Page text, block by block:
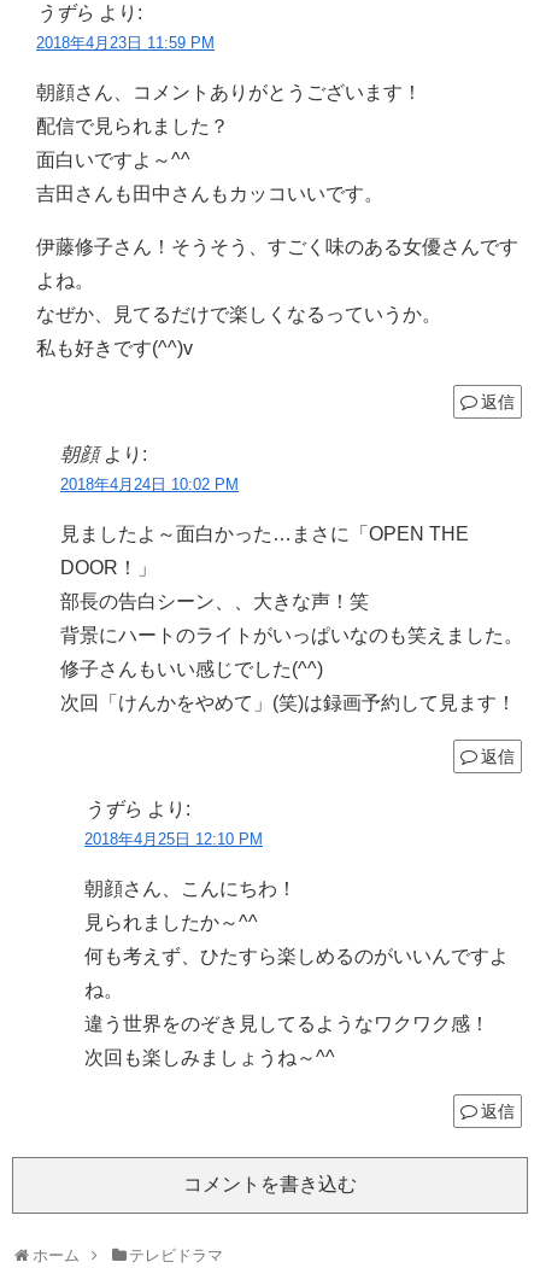
うずら より:
2018年4月23日 11:59 PM
朝顔さん、コメントありがとうございます！
配信で見られました？
面白いですよ～^^
吉田さんも田中さんもカッコいいです。
伊藤修子さん！そうそう、すごく味のある女優さんです
よね。
なぜか、見てるだけで楽しくなるっていうか。
私も好きです(^^)v
返信
朝顔 より:
2018年4月24日 10:02 PM
見ましたよ～面白かった…まさに「OPEN THE
DOOR！」
部長の告白シーン、、大きな声！笑
背景にハートのライトがいっぱいなのも笑えました。
修子さんもいい感じでした(^^)
次回「けんかをやめて」(笑)は録画予約して見ます！
返信
うずら より:
2018年4月25日 12:10 PM
朝顔さん、こんにちわ！
見られましたか～^^
何も考えず、ひたすら楽しめるのがいいんですよ
ね。
違う世界をのぞき見してるようなワクワク感！
次回も楽しみましょうね～^^
返信
コメントを書き込む
ホーム テレビドラマ